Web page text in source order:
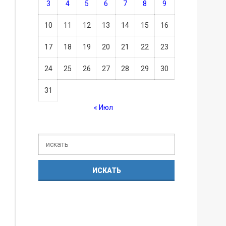
3 4 5 6 7 8 9
10 11 12 13 14 15 16
17 18 19 20 21 22 23
24 25 26 27 28 29 30
31
« Июл